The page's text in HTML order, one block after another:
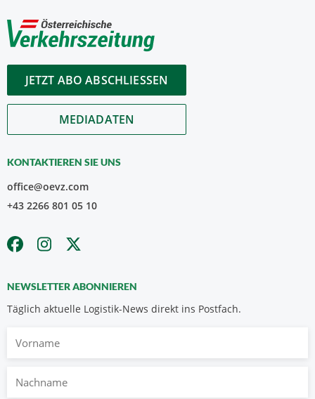
JETZT ABO ABSCHLIESSEN
MEDIADATEN
KONTAKTIEREN SIE UNS
office@oevz.com
+43 2266 801 05 10
NEWSLETTER ABONNIEREN
Täglich aktuelle Logistik-News direkt ins Postfach.
Nachname